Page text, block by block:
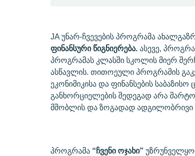
JA უნარ-ჩვევების პროგრამა
ფინანსური წიგნიერება. ასევე,
პროგრამას კლასში სკოლის მიერ
ასწავლის. თითოეული პროგრამის
ეკონიმიკისა და ფინანსების
განხორციელების შედეგად არა მარტო
მშობლის და ზოგადად ადგილობრივი
პროგრამა “ჩვენი ოჯახი”